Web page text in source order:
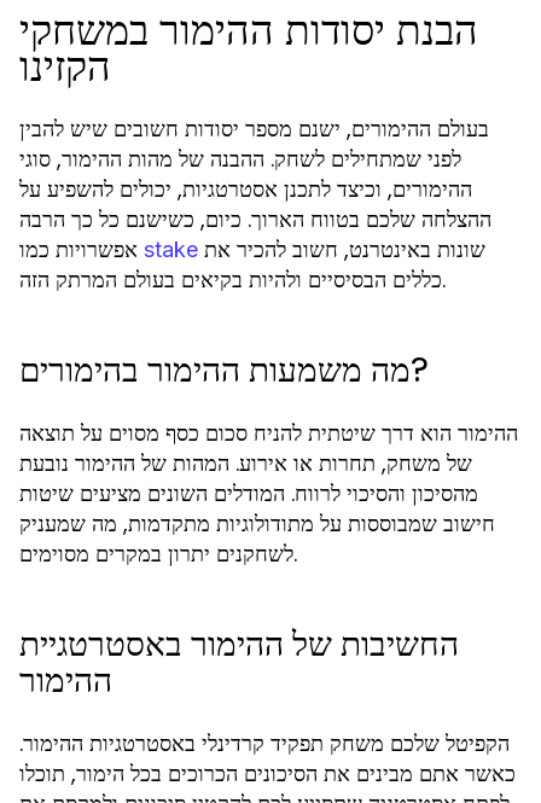
הבנת יסודות ההימור במשחקי
הקזינו
בעולם ההימורים, ישנם מספר יסודות חשובים שיש להבין
לפני שמתחילים לשחק. ההבנה של מהות ההימור, סוגי
ההימורים, וכיצד לתכנן אסטרטגיות, יכולים להשפיע על
ההצלחה שלכם בטווח הארוך. כיום, כשישנם כל כך הרבה
stake
כללים הבסיסיים ולהיות בקיאים בעולם המרתק הזה.
מה משמעות ההימור בהימורים?
ההימור הוא דרך שיטתית להניח סכום כסף מסוים על תוצאה
של משחק, תחרות או אירוע. המהות של ההימור נובעת
מהסיכון והסיכוי לרווח. המודלים השונים מציעים שיטות
חישוב שמבוססות על מתודולוגיות מתקדמות, מה שמעניק
לשחקנים יתרון במקרים מסוימים.
החשיבות של ההימור באסטרטגיית
ההימור
הקפיטל שלכם משחק תפקיד קרדינלי באסטרטגיות ההימור.
כאשר אתם מבינים את הסיכונים הכרוכים בכל הימור, תוכלו